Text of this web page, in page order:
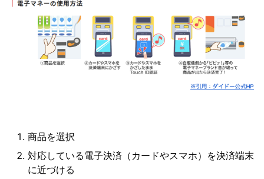
商品を選択
対応している電子決済（カードやスマホ）を決済端末
に近づける